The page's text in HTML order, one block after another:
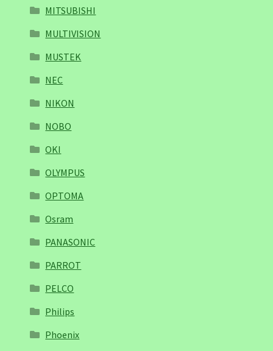
MITSUBISHI
MULTIVISION
MUSTEK
NEC
NIKON
NOBO
OKI
OLYMPUS
OPTOMA
Osram
PANASONIC
PARROT
PELCO
Philips
Phoenix